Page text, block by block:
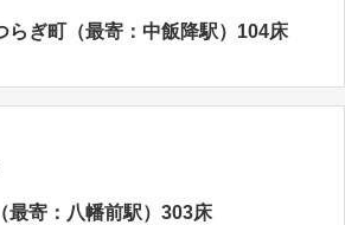
らぎ町（最寄：中飯降駅）104床
最寄：八幡前駅）303床